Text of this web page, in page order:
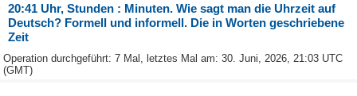
20:41 Uhr, Stunden : Minuten. Wie sagt man die Uhrzeit auf
Deutsch? Formell und informell. Die in Worten geschriebene
Zeit
Operation durchgeführt: 7 Mal, letztes Mal am: 30. Juni, 2026, 21:03 UTC
(GMT)